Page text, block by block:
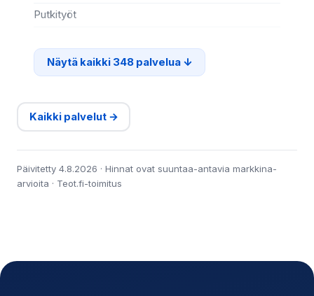
Putkityöt
Näytä kaikki 348 palvelua
Kaikki palvelut →
Päivitetty 4.8.2026 · Hinnat ovat suuntaa-antavia markkina-
arvioita · Teot.fi-toimitus